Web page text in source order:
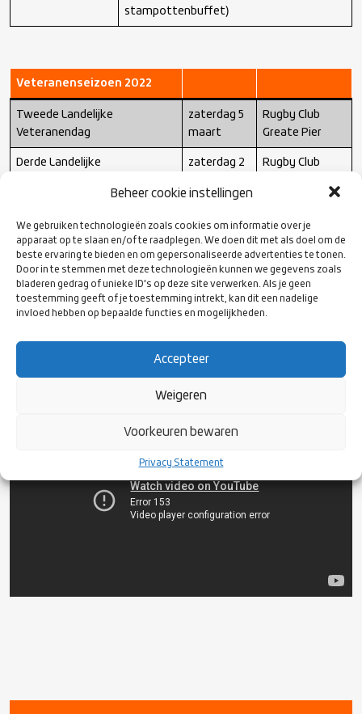
Beheer cookie instellingen
We gebruiken technologieën zoals cookies om informatie over je
apparaat op te slaan en/of te raadplegen. We doen dit met als doel om de
beste ervaring te bieden en om gepersonaliseerde advertenties te tonen.
Door in te stemmen met deze technologieën kunnen we gegevens zoals
bladeren gedrag of unieke ID's op deze site verwerken. Als je geen
toestemming geeft of je toestemming intrekt, kan dit een nadelige
invloed hebben op bepaalde functies en mogelijkheden.
Accepteer
Weigeren
Voorkeuren bewaren
Privacy Statement
stampottenbuffet)
Veteranenseizoen 2022
Tweede Landelijke
Veteranendag
zaterdag 5
maart
Rugby Club
Greate Pier
Derde Landelijke
zaterdag 2
Rugby Club
Veteranendag
30 april
Delft
Kampioenschap Veteranen/
Boot Toernooi
zaterdag 7
mei
Rugby Club
Oysters
Zet deze dagen dus alvast in je agenda en trommel je oude
website van Rugby Nederland en